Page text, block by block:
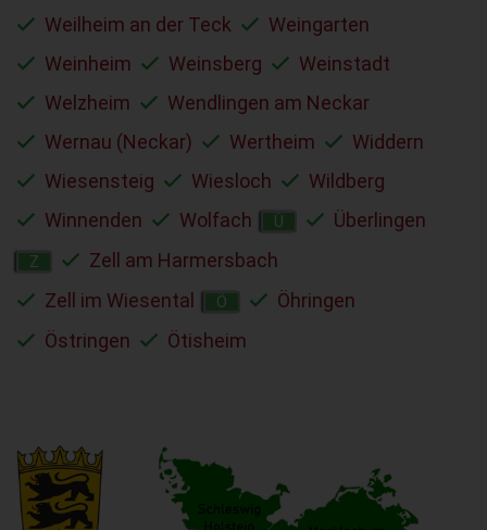
Weilheim an der Teck
Weingarten
Weinheim
Weinsberg
Weinstadt
Welzheim
Wendlingen am Neckar
Wernau (Neckar)
Wertheim
Widdern
Wiesensteig
Wiesloch
Wildberg
Winnenden
Wolfach Ü Überlingen
Z
Zell am Harmersbach
Zell im Wiesental
Ö
Öhringen
Östringen
Ötisheim